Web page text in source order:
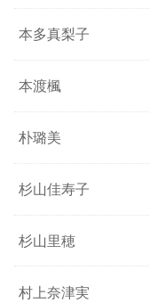
本多真梨子
本渡楓
朴璐美
杉山佳寿子
杉山里穂
村上奈津実